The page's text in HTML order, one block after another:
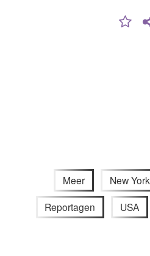
Meer New York
Reportagen USA